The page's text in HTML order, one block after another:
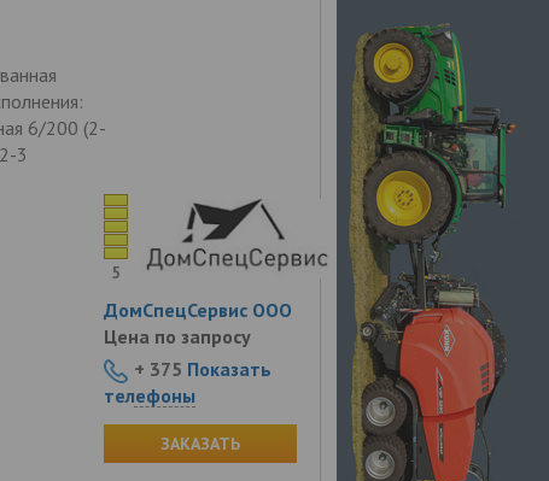
6/200 (2-
3
5
ДомСпецСервис ООО
Цена по запросу
+ 375 Показать
телефоны
ЗАКАЗАТЬ